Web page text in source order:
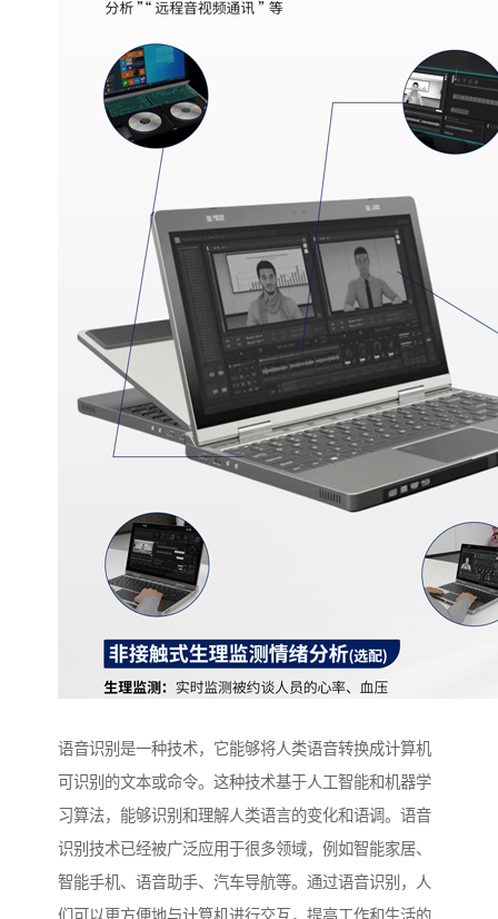
语音识别是一种技术，它能够将人类语音转换成计算机
可识别的文本或命令。这种技术基于人工智能和机器学
习算法，能够识别和理解人类语言的变化和语调。语音
识别技术已经被广泛应用于很多领域，例如智能家居、
智能手机、语音助手、汽车导航等。通过语音识别，人